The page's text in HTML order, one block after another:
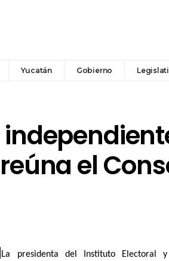
Yucatán Gobierno
el
La presidenta del Instituto Electoral y